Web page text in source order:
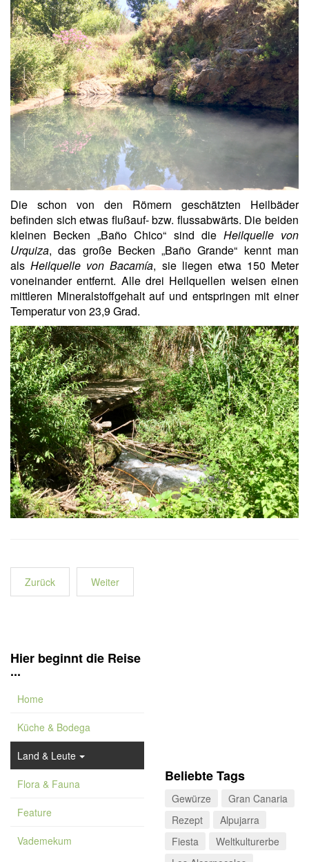
Die schon von den Römern geschätzten Heilbäder
befinden sich etwas flußauf- bzw. flussabwärts. Die beiden
kleinen Becken „Baño Chico“ sind die Heilquelle von
Urquiza, das große Becken „Baño Grande“ kennt man
alsHeilquelle von Bacamía, sie liegen etwa 150 Meter
voneinander entfernt. Alle drei Heilquellen weisen einen
mittleren Mineralstoffgehalt auf und entspringen mit einer
Temperatur von 23,9 Grad.
Zurück Weiter
Hier beginnt die Reise
...
Home
Küche & Bodega
Land & Leute
Flora & Fauna
Feature
Vademekum
Beliebte Tags
Gewürze
Gran Canaria
Rezept
Alpujarra
Fiesta
Weltkulturerbe